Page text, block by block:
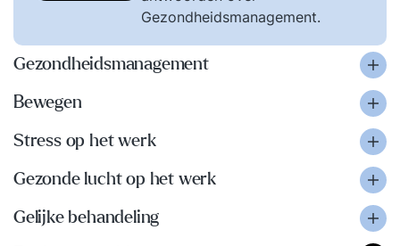
Gezondheidsmanagement.
Gezondheidsmanagement
Bewegen
Stress op het werk
Gezonde lucht op het werk
Gelijke behandeling